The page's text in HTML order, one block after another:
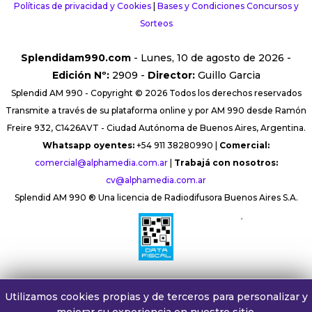
Políticas de privacidad y Cookies| Bases y Condiciones Concursos y
Sorteos
Splendidam990.com - Lunes, 10 de agosto de 2026 -
Edición Nº:2909 - Director:Guillo Garcia
Splendid AM 990 - Copyright © 2026 Todos los derechos reservados
Transmite a través de su plataforma online y por AM 990 desde Ramón
Freire 932, C1426AVT - Ciudad Autónoma de Buenos Aires, Argentina.
Whatsapp oyentes: +54 911 38280990 | Comercial:
comercial@alphamedia.com.ar| Trabajá con nosotros:
cv@alphamedia.com.ar
Splendid AM 990 ® Una licencia de Radiodifusora Buenos Aires S.A.
´
Utilizamos cookies propias y de terceros para personalizar y